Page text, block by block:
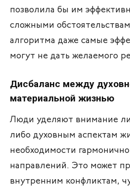
позволила бы им
сложными
алгоритма даже самые
могут не дать желаемого
Дисбаланс между
материальной жизнью
Люди уделяют внимание
либо духовным аспектам
необходимости
направлений. Это может
внутренним конфликтам,